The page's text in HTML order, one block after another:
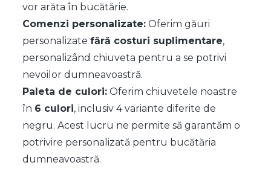
vor arăta în bucătărie.
Comenzi personalizate: Oferim găuri
personalizatefără costuri suplimentare,
personalizând chiuveta pentru a se potrivi
nevoilor dumneavoastră.
Paleta de culori: Oferim chiuvetele noastre
în 6 culori, inclusiv 4 variante diferite de
negru. Acest lucru ne permite să garantăm o
potrivire personalizată pentru bucătăria
dumneavoastră.